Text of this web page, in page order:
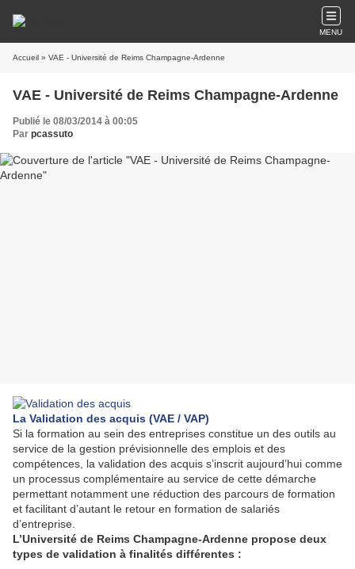
MENU
Accueil » VAE - Université de Reims Champagne-Ardenne
VAE - Université de Reims Champagne-Ardenne
Publié le 08/03/2014 à 00:05
Par pcassuto
La Validation des acquis (VAE / VAP)
Si la formation au sein des entreprises constitue un des outils au
service de la gestion prévisionnelle des emplois et des
compétences, la validation des acquis s’inscrit aujourd’hui comme
un processus complémentaire au service de cette démarche
permettant notamment une réduction des parcours de formation
et facilitant d’autant le retour en formation de salariés
d’entreprise.
L’Université de Reims Champagne-Ardenne propose deux
types de validation à finalités différentes :